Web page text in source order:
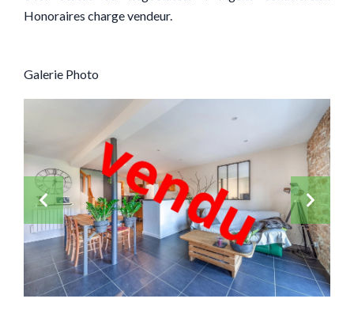
Honoraires charge vendeur.
Galerie Photo